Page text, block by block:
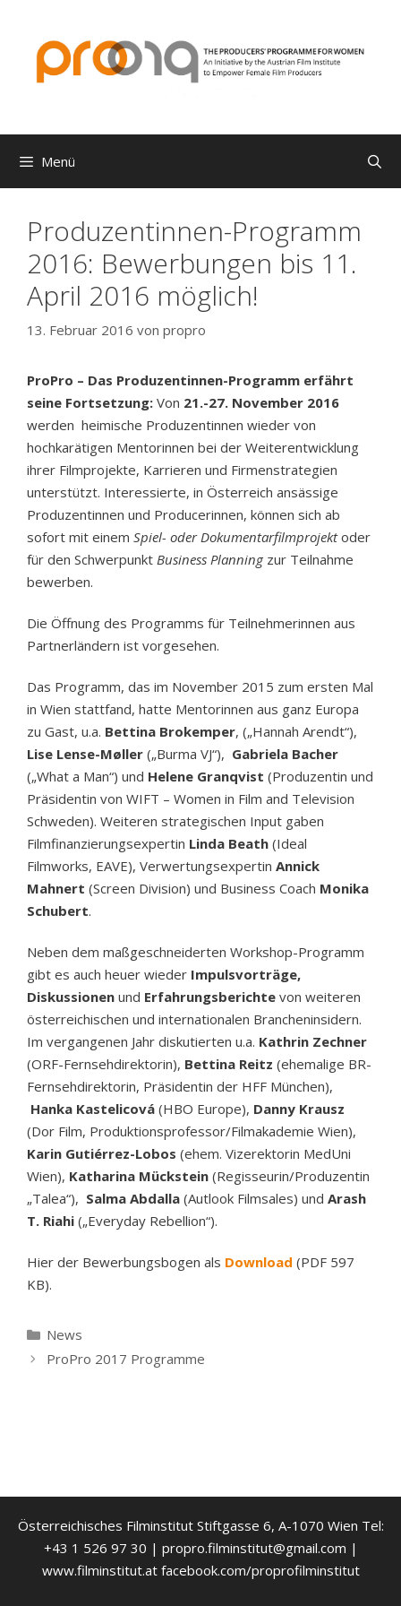
springen
Menü
Produzentinnen-Programm
2016: Bewerbungen bis 11.
April 2016 möglich!
13. Februar 2016 von propro
ProPro – Das Produzentinnen-Programm erfährt
seine Fortsetzung: Von 21.-27. November 2016
werden heimische Produzentinnen wieder von
hochkarätigen Mentorinnen bei der Weiterentwicklung
ihrer Filmprojekte, Karrieren und Firmenstrategien
unterstützt. Interessierte, in Österreich ansässige
Produzentinnen und Producerinnen, können sich ab
sofort mit einem Spiel- oder Dokumentarfilmprojektoder
für den Schwerpunkt Business Planning zur Teilnahme
bewerben.
Die Öffnung des Programms für Teilnehmerinnen aus
Partnerländern ist vorgesehen.
Das Programm, das im November 2015 zum ersten Mal
in Wien stattfand, hatte Mentorinnen aus ganz Europa
zu Gast, u.a. Bettina Brokemper, („Hannah Arendt“),
Lise Lense-Møller („Burma VJ“), Gabriela Bacher
(„What a Man“) und Helene Granqvist (Produzentin und
Präsidentin von WIFT – Women in Film and Television
Schweden). Weiteren strategischen Input gaben
Filmfinanzierungsexpertin Linda Beath (Ideal
Filmworks, EAVE), Verwertungsexpertin Annick
Mahnert (Screen Division) und Business Coach Monika
Schubert.
Neben dem maßgeschneiderten Workshop-Programm
gibt es auch heuer wieder Impulsvorträge,
Diskussionen und Erfahrungsberichte von weiteren
österreichischen und internationalen Brancheninsidern.
Im vergangenen Jahr diskutierten u.a. Kathrin Zechner
(ORF-Fernsehdirektorin), Bettina Reitz (ehemalige BR-
Fernsehdirektorin, Präsidentin der HFF München),
Hanka Kastelicová (HBO Europe), Danny Krausz
(Dor Film, Produktionsprofessor/Filmakademie Wien),
Karin Gutiérrez-Lobos (ehem. Vizerektorin MedUni
Wien), Katharina Mückstein (Regisseurin/Produzentin
„Talea“), Salma Abdalla (Autlook Filmsales) und Arash
T. Riahi („Everyday Rebellion“).
Hier der Bewerbungsbogen als Download (PDF 597
KB).
Kategorien
News
ProPro 2017 Programme
Österreichisches Filminstitut Stiftgasse 6, A-1070 Wien Tel:
+43 1 526 97 30 | propro.filminstitut@gmail.com |
www.filminstitut.at facebook.com/proprofilminstitut